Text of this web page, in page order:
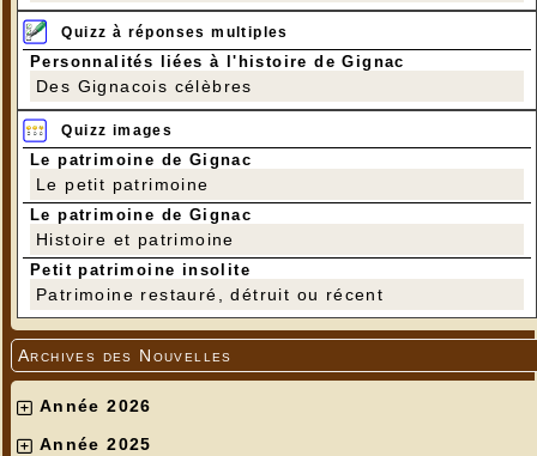
Quizz à réponses multiples
Personnalités liées à l'histoire de Gignac
Des Gignacois célèbres
Quizz images
Le patrimoine de Gignac
Le petit patrimoine
Le patrimoine de Gignac
Histoire et patrimoine
Petit patrimoine insolite
Patrimoine restauré, détruit ou récent
Archives des Nouvelles
Année 2026
Année 2025